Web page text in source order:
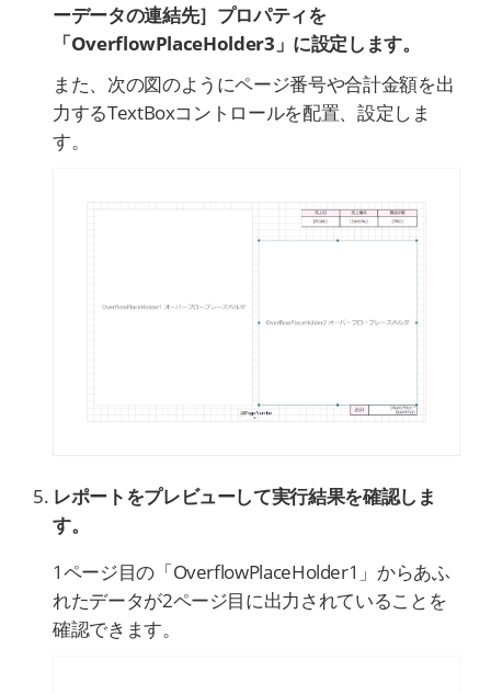
ーデータの連結先］プロパティを
「OverflowPlaceHolder3」に設定します。
また、次の図のようにページ番号や合計金額を出
力するTextBoxコントロールを配置、設定しま
す。
レポートをプレビューして実行結果を確認しま
す。
1ページ目の「OverflowPlaceHolder1」からあふ
れたデータが2ページ目に出力されていることを
確認できます。